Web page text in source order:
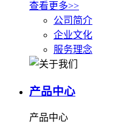
查看更多>>
公司简介
企业文化
服务理念
产品中心
产品中心